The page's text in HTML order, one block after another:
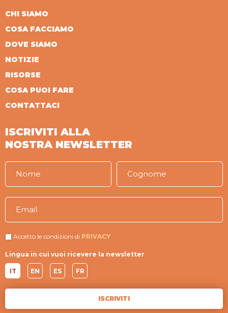
CHI SIAMO
COSA FACCIAMO
DOVE SIAMO
NOTIZIE
RISORSE
COSA PUOI FARE
CONTATTACI
ISCRIVITI ALLA
NOSTRA NEWSLETTER
Accetto le condizioni di PRIVACY
Lingua in cui vuoi ricevere la newsletter
IT EN ES FR
ISCRIVITI